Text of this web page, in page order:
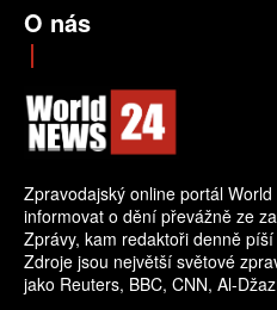
O nás
Zpravodajský online portál
informovat o dění převážně ze
Zprávy, kam redaktoři denně
Zdroje jsou největší světové
jako Reuters, BBC, CNN, Al-